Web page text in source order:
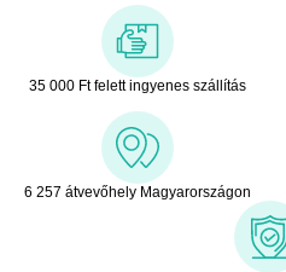
35 000 Ft felett ingyenes szállítás
6 257 átvevőhely Magyarországon